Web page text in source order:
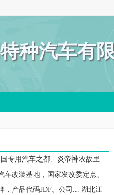
种汽车有
用汽车之都、炎帝神农故里
改装基地，国家发改委定点、
，产品代码JDF。公司... 湖北江